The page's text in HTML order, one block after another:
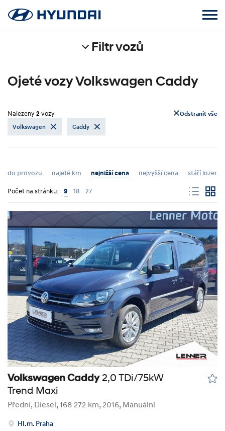
Filtr vozů
Ojeté vozy Volkswagen Caddy
Nalezeny 2vozy
Volkswagen Caddy
Odstranit vše
do provozu najeté km nejnižší cena nejvyšší cena stáří
Počet na stránku: 9 18 27
Volkswagen Caddy2,0 TDi/75kW
Trend Maxi
Přední, Diesel, 168 272 km, 2016, Manuální
Hl.m. Praha